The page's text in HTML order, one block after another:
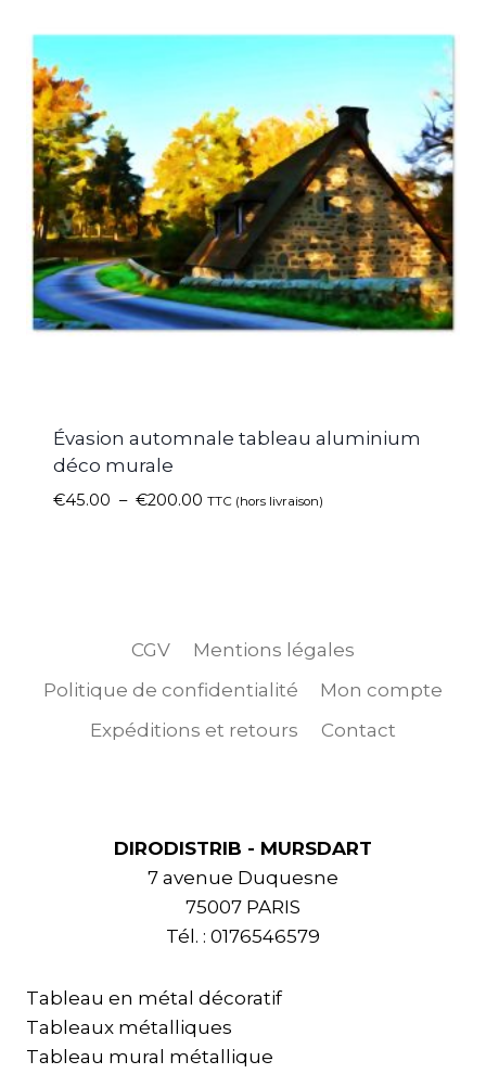
Évasion automnale tableau aluminium
déco murale
€45.00 – €200.00 TTC (hors livraison)
CGV
Mentions légales
Politique de confidentialité
Mon compte
Expéditions et retours
Contact
DIRODISTRIB - MURSDART
7 avenue Duquesne
75007 PARIS
Tél. : 0176546579
Tableau en métal décoratif
Tableaux métalliques
Tableau mural métallique